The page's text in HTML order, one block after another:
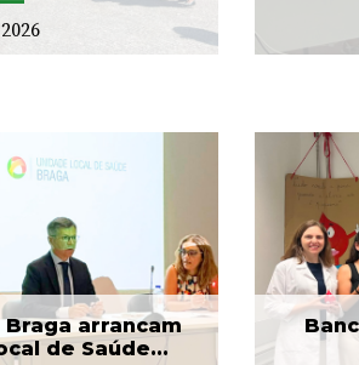
Braga arrancam
de Saúde...
recebe
da SIGNA
Jul 2026